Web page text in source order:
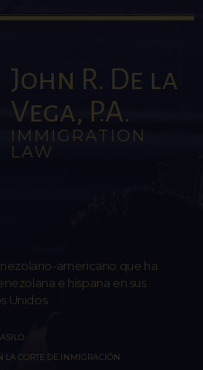
John R. De la
Vega, P.A.
IMMIGRATION
LAW
americano que ha
e hispana en sus
Unidos.
ASILO
LA CORTE DE INMIGRACIÓN